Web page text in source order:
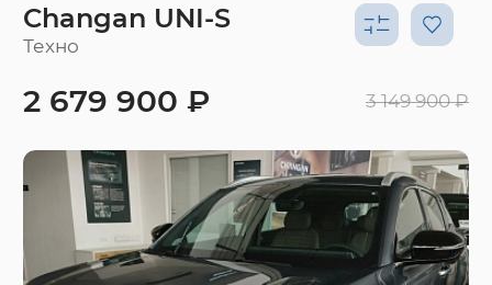
Changan UNI-S
Техно
2 679 900 ₽ 3 149 900 ₽